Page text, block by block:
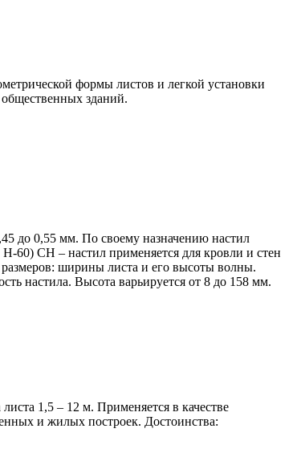
формы листов и легкой установки
общественных зданий.
до 0,55 мм. По своему назначению настил
60) СН – настил применяется для кровли и стен
ширины листа и его высоты волны.
настила. Высота варьируется от 8 до 158 мм.
1,5 – 12 м. Применяется в качестве
и жилых построек. Достоинства: